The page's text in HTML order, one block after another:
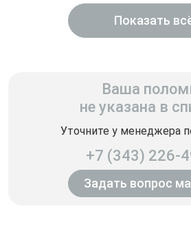
Показать
Ваша
не указана в
Уточните у менеджера
+7 (343) 226-
Задать вопрос